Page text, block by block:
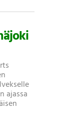
ajassa